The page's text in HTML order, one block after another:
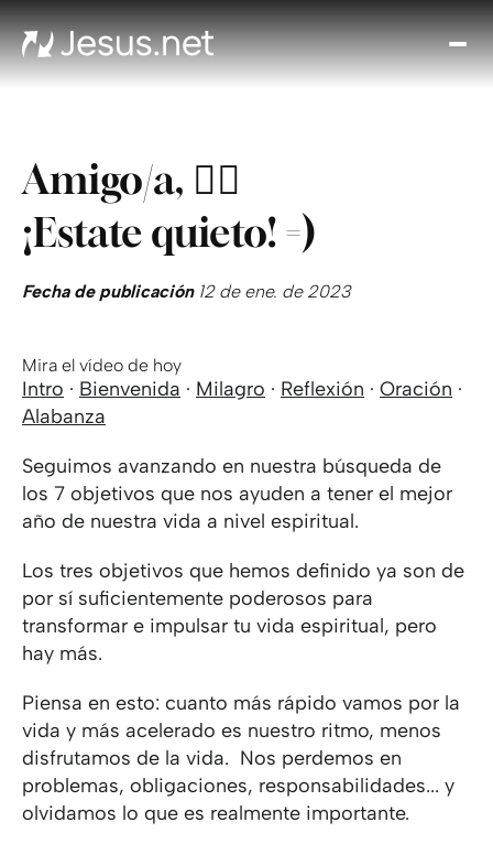
Amigo/a, 🖐🏻
¡Estate quieto! =)
Fecha de publicación12 de ene. de 2023
Mira el vídeo de hoy
Intro · Bienvenida · Milagro · Reflexión · Oración ·
Alabanza
Seguimos avanzando en nuestra búsqueda de
los 7 objetivos que nos ayuden a tener el mejor
año de nuestra vida a nivel espiritual.
Los tres objetivos que hemos definido ya son de
por sí suficientemente poderosos para
transformar e impulsar tu vida espiritual, pero
hay más.
Piensa en esto: cuanto más rápido vamos por la
vida y más acelerado es nuestro ritmo, menos
disfrutamos de la vida. Nos perdemos en
problemas, obligaciones, responsabilidades... y
olvidamos lo que es realmente importante.